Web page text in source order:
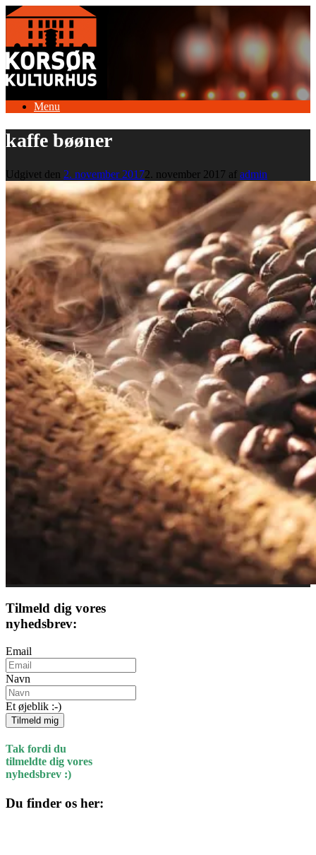
Gå
indhold
Menu
kaffe bøøner
Udgivet den 2. november 20172. november 2017 af admin
Tilmeld dig vores
nyhedsbrev:
Email
Navn
Et øjeblik :-)
Tilmeld mig
Tak fordi du
tilmeldte dig vores
nyhedsbrev :)
Du finder os her: